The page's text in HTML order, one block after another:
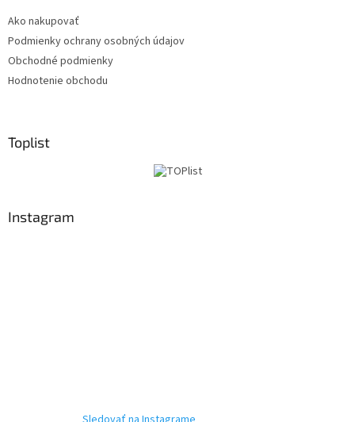
Ako nakupovať
Podmienky ochrany osobných údajov
Obchodné podmienky
Hodnotenie obchodu
Toplist
Instagram